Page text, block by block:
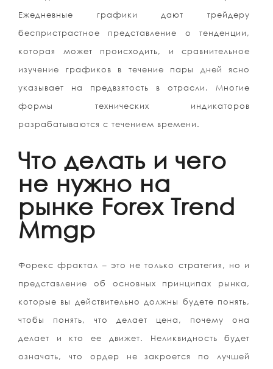
Ежедневные графики дают трейдеру
беспристрастное представление о тенденции,
которая может происходить, и сравнительное
изучение графиков в течение пары дней ясно
указывает на предвзятость в отрасли. Многие
формы технических индикаторов
разрабатываются с течением времени.
Что делать и чего
не нужно на
рынке Forex Trend
Mmgp
Форекс фрактал – это не только стратегия, но и
представление об основных принципах рынка,
которые вы действительно должны будете понять,
чтобы понять, что делает цена, почему она
делает и кто ее движет. Неликвидность будет
означать, что ордер не закроется по лучшей